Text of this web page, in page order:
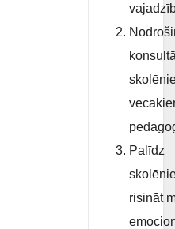
Palīdz
risināt